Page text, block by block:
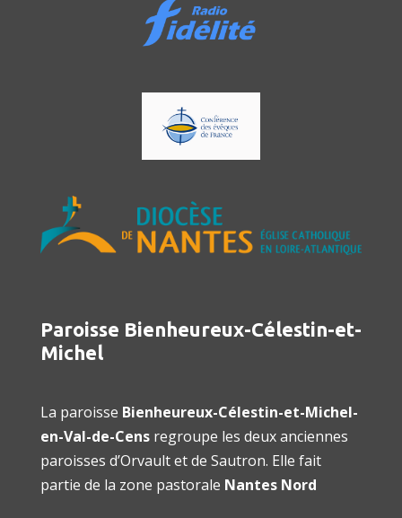
Paroisse Bienheureux-Célestin-et-
Michel
La paroisse Bienheureux-Célestin-et-Michel-
en-Val-de-Censregroupe les deux anciennes
paroisses d’Orvault et de Sautron. Elle fait
partie de la zone pastorale Nantes Nord